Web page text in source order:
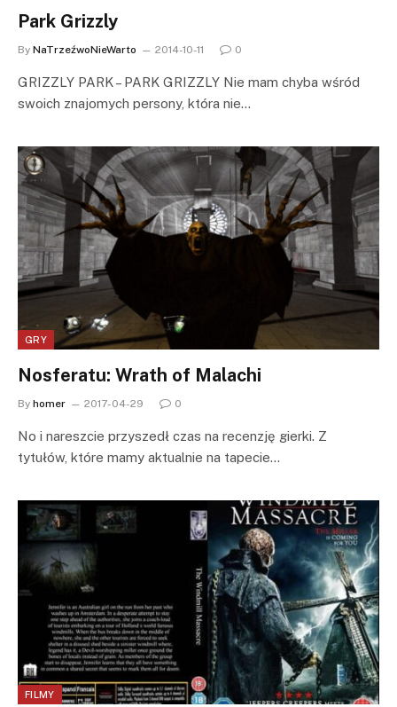
Park Grizzly
By NaTrzeźwoNieWarto 2014-10-11 0
GRIZZLY PARK – PARK GRIZZLY Nie mam chyba wśród
swoich znajomych persony, która nie…
GRY
Nosferatu: Wrath of Malachi
By homer 2017-04-29 0
No i nareszcie przyszedł czas na recenzję gierki. Z
tytułów, które mamy aktualnie na tapecie…
FILMY